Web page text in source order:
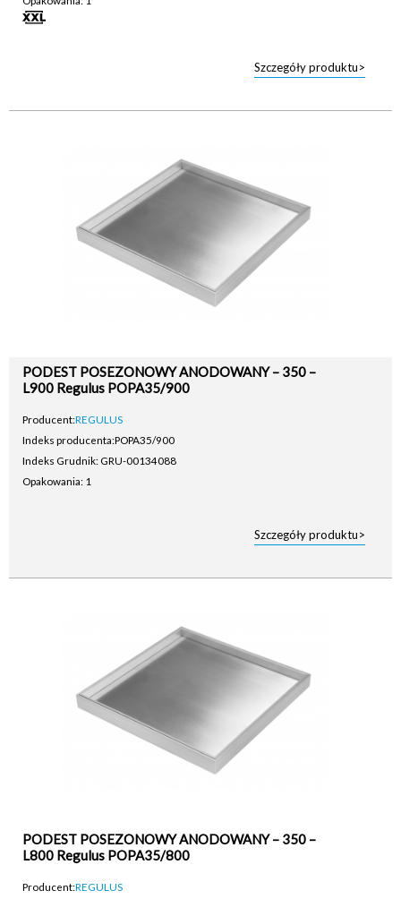
Szczegóły produktu>
PODEST POSEZONOWY ANODOWANY – 350 –
L900 Regulus POPA35/900
Producent:REGULUS
Indeks producenta:POPA35/900
Indeks Grudnik: GRU-00134088
Opakowania: 1
Szczegóły produktu>
PODEST POSEZONOWY ANODOWANY – 350 –
L800 Regulus POPA35/800
Producent:REGULUS